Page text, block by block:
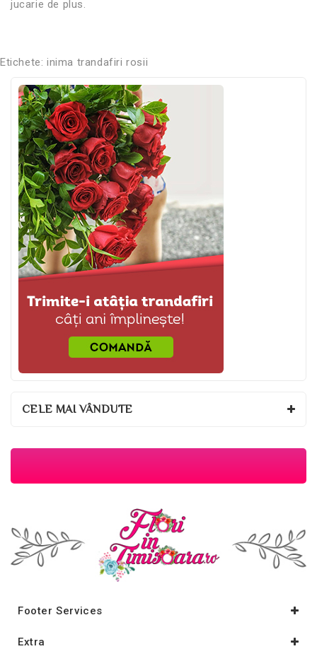
jucarie de plus.
Etichete: inima trandafiri rosii
CELE MAI VÂNDUTE
Footer Services
Extra